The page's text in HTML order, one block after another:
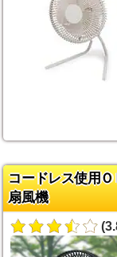
コードレス使用
扇風機